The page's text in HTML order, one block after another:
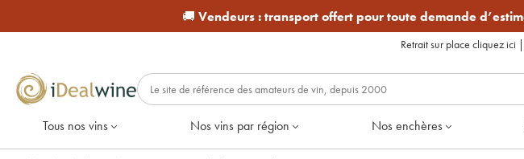
🚚 Vendeurs :transport offert pour toute demande
Retrait sur place cliquez ici |
Tous nos vins Nos vins par région Nos enchères